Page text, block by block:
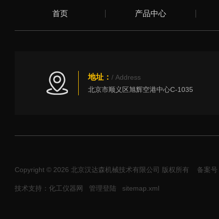
首页 产品中心
地址： / Address
北京市顺义区旭辉空港中心C-1035
Copyright © 2026 北京汉达森机械技术有限公司 版权所有 备案
技术支持：化工仪器网 管理登陆 sitemap.xml